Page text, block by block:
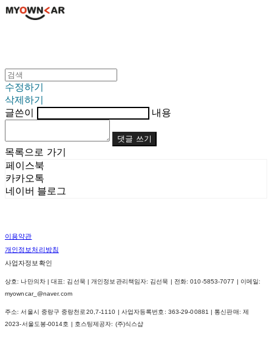
수정하기
삭제하기
글쓴이
내용
댓글 쓰기
목록으로 가기
페이스북
카카오톡
네이버 블로그
이용약관
개인정보처리방침
사업자정보확인
상호: 나만의차 | 대표: 김선묵 | 개인정보관리책임자: 김선묵 | 전화: 010-5853-7077 | 이메일:
myowncar_@naver.com
주소: 서울시 중랑구 중랑천로20,7-1110 | 사업자등록번호: 363-29-00881 | 통신판매: 제
2023-서울도봉-0014호
| 호스팅제공자: (주)식스샵